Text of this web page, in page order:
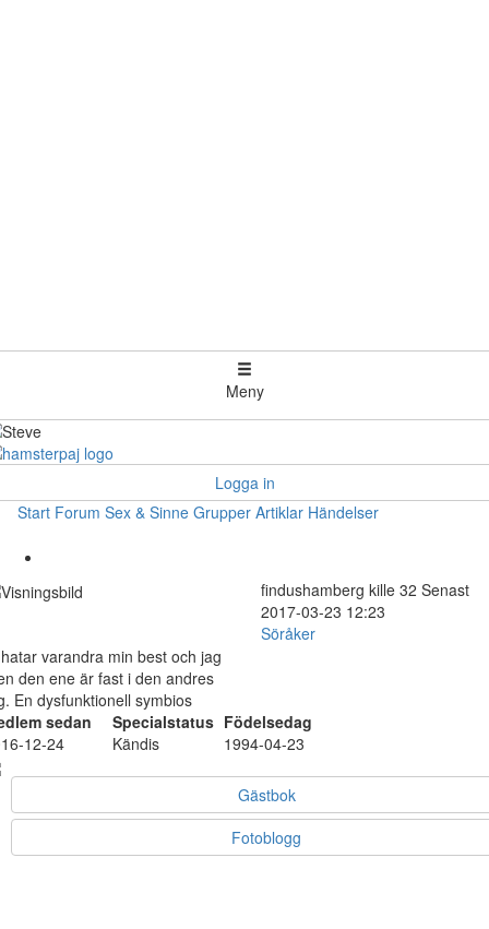
Meny
Logga in
Start Forum Sex & Sinne Grupper Artiklar Händelser
findushamberg kille 32 Senast
2017-03-23 12:23
Söråker
varandra min best och jag
den ene är fast i den andres
En dysfunktionell symbios
sedan
Specialstatus Födelsedag
12-24
Kändis 1994-04-23
Gästbok
Fotoblogg